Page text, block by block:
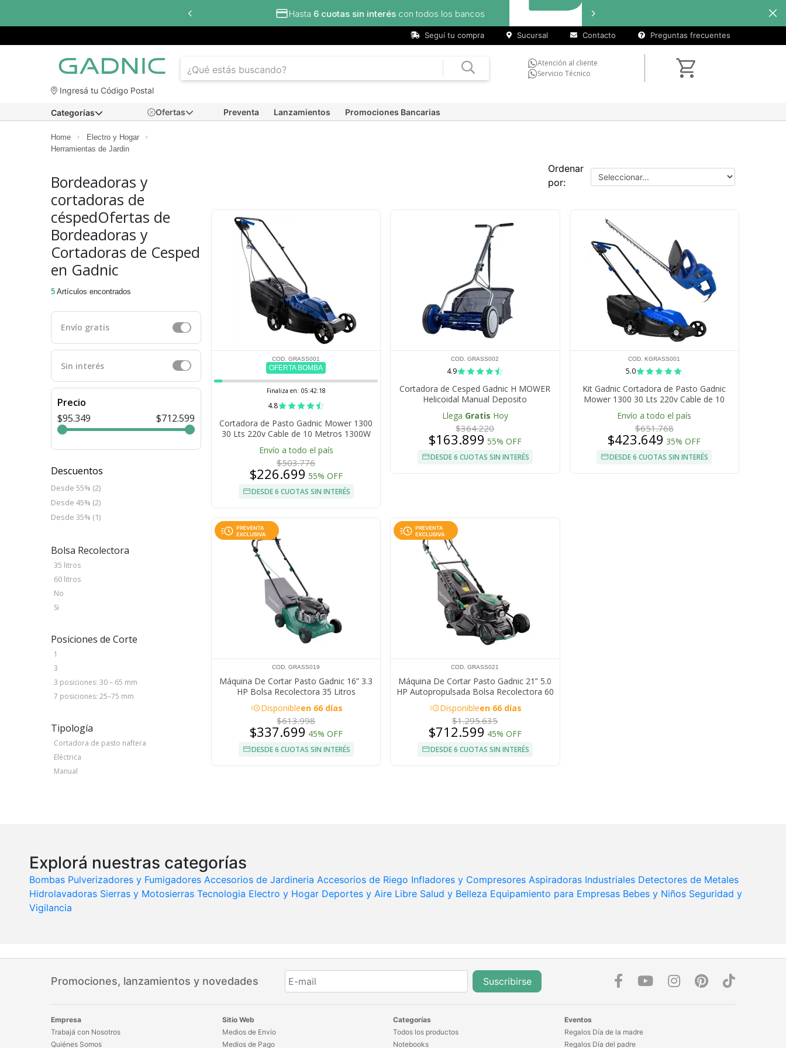
Hasta6 cuotas sin interéscon todos los bancos
Seguí tu compra Sucursal Contacto Preguntas frecuentes
Atención al cliente
Servicio Técnico
Ingresá tu Código Postal
Ofertas Preventa Lanzamientos Promociones Bancarias
Categorías
Home
Electro y Hogar
Herramientas de Jardin
Bordeadoras y
cortadoras de
céspedOfertas de
Bordeadoras y
Cortadoras de Cesped
en Gadnic
5 Artículos encontrados
Envío gratis
Sin interés
Precio
$95.349
$712.599
Descuentos
Desde 55% (2)
Desde 45% (2)
Desde 35% (1)
Bolsa Recolectora
35 litros
60 litros
No
Si
Posiciones de Corte
1
3
3 posiciones: 30 – 65 mm
7 posiciones: 25–75 mm
Tipología
Cortadora de pasto naftera
Eléctrica
Manual
Ordenar
por:
COD. GRASS001
OFERTA BOMBA
Finaliza en: 05:42:17
4.8
Cortadora de Pasto Gadnic Mower 1300
30 Lts 220v Cable de 10 Metros 1300W
Envío a todo el país
$503.776
$226.699 55% OFF
DESDE 6 CUOTAS SIN INTERÉS
COD. GRASS002
4.9
Cortadora de Cesped Gadnic H MOWER
Helicoidal Manual Deposito
Llega Gratis Hoy
$364.220
$163.899 55% OFF
DESDE 6 CUOTAS SIN INTERÉS
COD. KGRASS001
5.0
Kit Gadnic Cortadora de Pasto Gadnic
Mower 1300 30 Lts 220v Cable de 10
Metros 1300W Podadoras Para Plantas
Gadnic TRIHE580 Cortacercos
Envío a todo el país
$651.768
$423.649 35% OFF
DESDE 6 CUOTAS SIN INTERÉS
COD. GRASS019
Máquina De Cortar Pasto Gadnic 16” 3.3
HP Bolsa Recolectora 35 Litros
acuteDisponibleen 66 días
$613.998
$337.699 45% OFF
DESDE 6 CUOTAS SIN INTERÉS
COD. GRASS021
Máquina De Cortar Pasto Gadnic 21” 5.0
HP Autopropulsada Bolsa Recolectora 60
Litros
acuteDisponibleen 66 días
$1.295.635
$712.599 45% OFF
DESDE 6 CUOTAS SIN INTERÉS
Explorá nuestras categorías
Bombas Pulverizadores y Fumigadores Accesorios de Jardineria Accesorios de Riego Infladores y Compresores Aspiradoras Industriales Detectores de Metales
Hidrolavadoras Sierras y Motosierras Tecnologia Electro y Hogar Deportes y Aire Libre Salud y Belleza Equipamiento para Empresas Bebes y Niños Seguridad y
Vigilancia
Promociones, lanzamientos y novedades Suscribirse
Empresa
Trabajá con Nosotros
Quiénes Somos
Sitio Web
Medios de Envío
Medios de Pago
Categorías
Todos los productos
Notebooks
Eventos
Regalos Día de la madre
Regalos Día del padre